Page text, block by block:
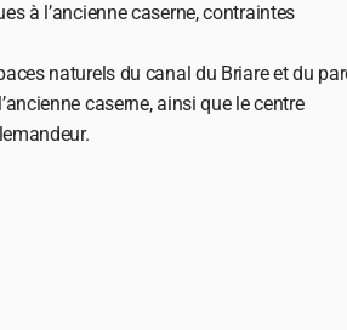
à l’ancienne caserne, contraintes
naturels du canal du Briare et du
caserne, ainsi que le centre